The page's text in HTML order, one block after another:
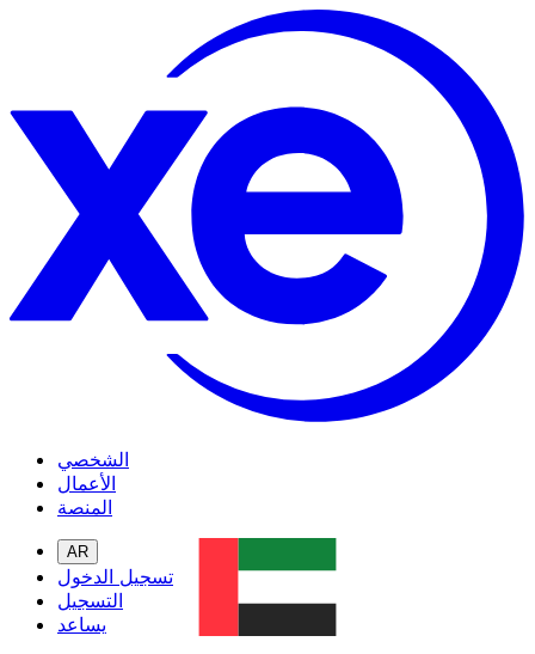
الشخصي
الأعمال
المنصة
AR
تسجيل الدخول
التسجيل
يساعد